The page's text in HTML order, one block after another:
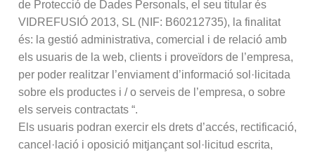
de Protecció de Dades Personals, el seu titular és
VIDREFUSIÓ 2013, SL (NIF: B60212735), la finalitat
és: la gestió administrativa, comercial i de relació amb
els usuaris de la web, clients i proveïdors de l’empresa,
per poder realitzar l’enviament d’informació sol·licitada
sobre els productes i / o serveis de l’empresa, o sobre
els serveis contractats “.
Els usuaris podran exercir els drets d’accés, rectificació,
cancel·lació i oposició mitjançant sol·licitud escrita,